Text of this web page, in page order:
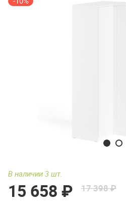
В наличии 3 шт.
15 658 ₽ 17 398 ₽